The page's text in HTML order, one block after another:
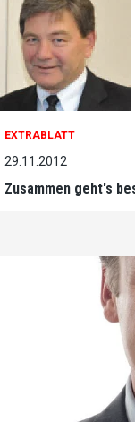
EXTRABLATT
29.11.2012
Zusammen geht's